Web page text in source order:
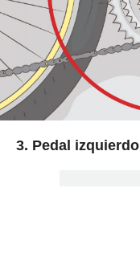
3. Pedal izquierdo